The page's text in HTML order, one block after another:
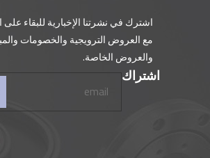
اشترك في نشرتنا الإخبارية للبقاء على
مع العروض الترويجية والخصومات
والعروض الخاصة.
اشتراك